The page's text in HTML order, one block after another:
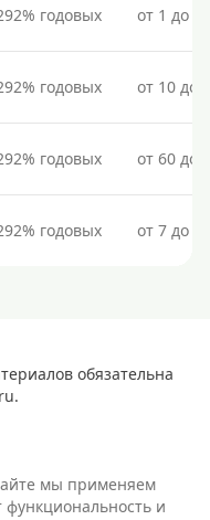
годовых от 1 до
годовых от 10 до
годовых от 60 до
годовых от 7 до
обязательна
мы применяем
и